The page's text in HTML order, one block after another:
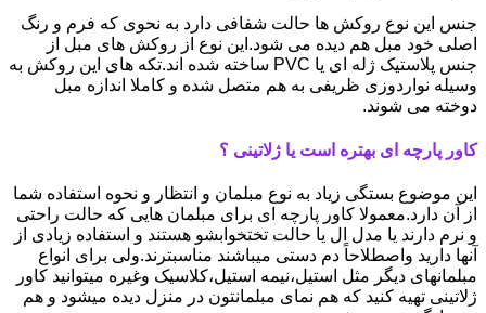
جنس این نوع روکش ها حالت شفافی دارد به نحوی که فرم و رنگ
اصلی خود مبل هم دیده می شود.این نوع از روکش های مبل از
جنس پلاستیک ژله ای یا PVC ساخته شده اند.تکه های این روکش به
وسیله نواردوزی ظریفی به هم متصل شده و کاملا اندازه مبل
دوخته می شوند.
کاور پارچه ای بهتره است یا ژلاتینی ؟
این موضوع بستگی زیاد به نوع مبلمان و انتظار و نحوه استفاده شما
از آن دارد.معمولا کاور پارچه ای برای مبلمان هایی که حالت راحتی
و نرم دارند یا مدل ال یا حالت تختخوابشو هستند و استفاده زیادی از
آنها دارید واصطلاحاً دم دستی میباشند مناسبترند.ولی برای انواع
مبلمانهای دیگر مثل استیل،نیمه استیل،کلاسیک وغیره میتوانید کاور
ژلاتینی تهیه کنید که هم نمای مبلمانتون در منزل دیده میشود و هم